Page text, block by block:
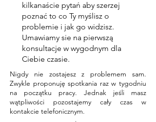
kilkanaście pytań aby szerzej
poznać to co Ty myślisz o
problemie i jak go widzisz.
Umawiamy sie na pierwszą
konsultacje w wygodnym dla
Ciebie czasie.
Nigdy nie zostajesz z problemem sam.
Zwykle proponuję spotkania raz w tygodniu
na początku pracy. Jednak jeśli masz
wątpliwości pozostajemy cały czas w
kontakcie telefonicznym.